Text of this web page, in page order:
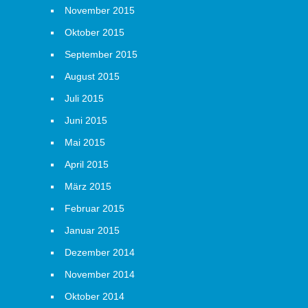
November 2015
Oktober 2015
September 2015
August 2015
Juli 2015
Juni 2015
Mai 2015
April 2015
März 2015
Februar 2015
Januar 2015
Dezember 2014
November 2014
Oktober 2014